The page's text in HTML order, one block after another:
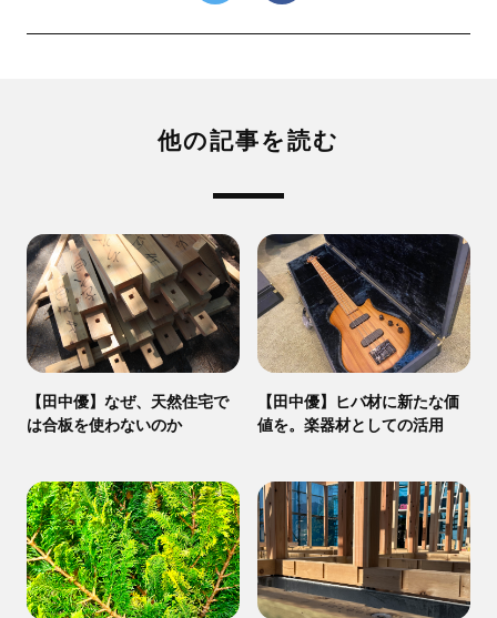
他の記事を読む
【田中優】なぜ、天然住宅で
は合板を使わないのか
【田中優】ヒバ材に新たな価
値を。楽器材としての活用